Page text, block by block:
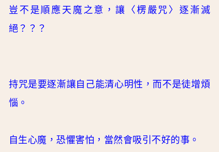
豈不是順應天魔之意，讓〈楞嚴咒〉逐漸滅
絕？？？
持咒是要逐漸讓自己能清心明性，而不是徒增煩
惱。
自生心魔，恐懼害怕，當然會吸引不好的事。